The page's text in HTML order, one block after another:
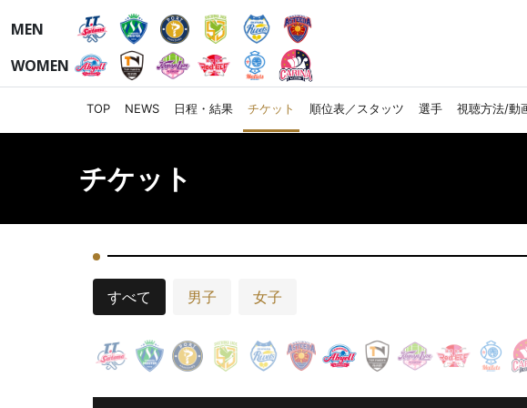
MEN
WOMEN
TOP NEWS 日程・結果 チケット 順位表／スタッツ 選手 視聴方法/動
チケット
すべて 男子 女子